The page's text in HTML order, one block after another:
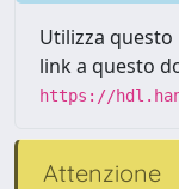
Utilizza
link a questo
https://
Attenzione